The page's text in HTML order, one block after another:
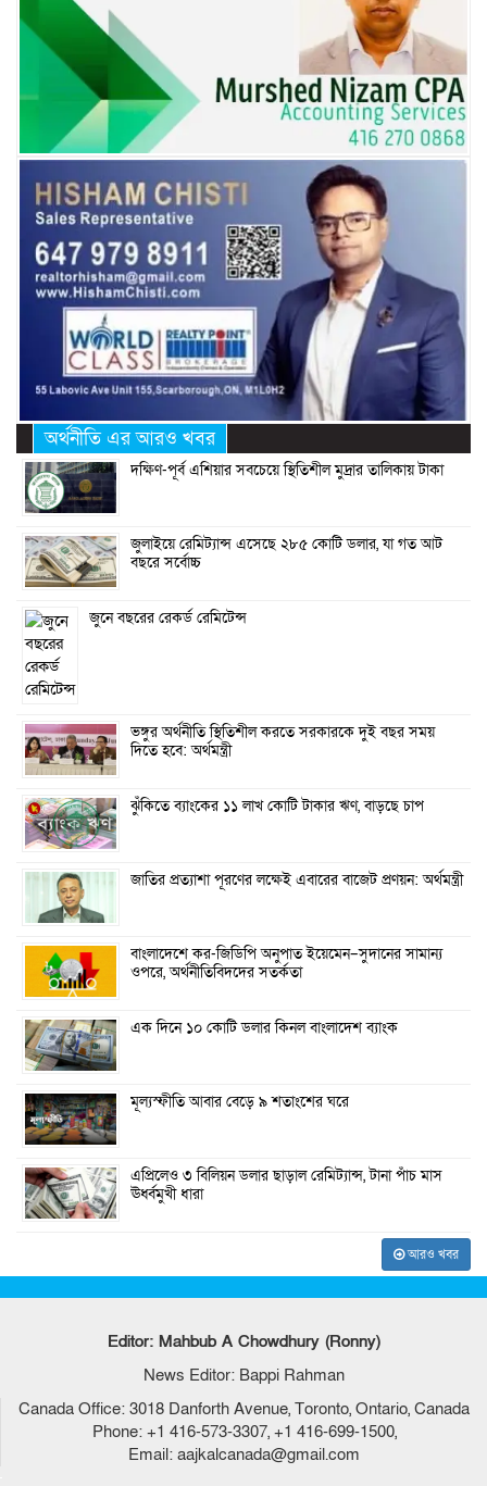
অর্থনীতি এর আরও খবর
দক্ষিণ-পূর্ব এশিয়ার সবচেয়ে স্থিতিশীল মুদ্রার তালিকায় টাকা
জুলাইয়ে রেমিট্যান্স এসেছে ২৮৫ কোটি ডলার, যা গত আট
বছরে সর্বোচ্চ
জুনে বছরের রেকর্ড রেমিটেন্স
ভঙ্গুর অর্থনীতি স্থিতিশীল করতে সরকারকে দুই বছর সময়
দিতে হবে: অর্থমন্ত্রী
ঝুঁকিতে ব্যাংকের ১১ লাখ কোটি টাকার ঋণ, বাড়ছে চাপ
জাতির প্রত্যাশা পূরণের লক্ষেই এবারের বাজেট প্রণয়ন: অর্থমন্ত্রী
বাংলাদেশে কর-জিডিপি অনুপাত ইয়েমেন–সুদানের সামান্য
ওপরে, অর্থনীতিবিদদের সতর্কতা
এক দিনে ১০ কোটি ডলার কিনল বাংলাদেশ ব্যাংক
মূল্যস্ফীতি আবার বেড়ে ৯ শতাংশের ঘরে
এপ্রিলেও ৩ বিলিয়ন ডলার ছাড়াল রেমিট্যান্স, টানা পাঁচ মাস
ঊর্ধ্বমুখী ধারা
আরও খবর
Editor: Mahbub A Chowdhury (Ronny)
News Editor: Bappi Rahman
Canada Office: 3018 Danforth Avenue, Toronto, Ontario, Canada
Phone: +1 416-573-3307, +1 416-699-1500,
Email: aajkalcanada@gmail.com